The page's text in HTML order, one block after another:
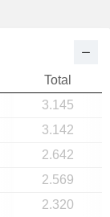
Total
3.145
3.142
2.642
2.569
2.320